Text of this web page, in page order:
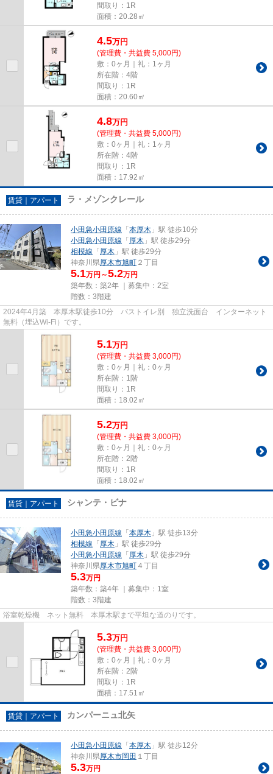
間取り：1R
面積：20.28㎡
4.5万円
(管理費・共益費 5,000円)
敷：0ヶ月｜礼：1ヶ月
所在階：4階
間取り：1R
面積：20.60㎡
4.8万円
(管理費・共益費 5,000円)
敷：0ヶ月｜礼：1ヶ月
所在階：4階
間取り：1R
面積：17.92㎡
賃貸｜アパート ラ・メゾンクレール
小田急小田原線 「本厚木 」駅 徒歩10分
小田急小田原線 「厚木 」駅 徒歩29分
相模線 「厚木 」駅 徒歩29分
神奈川県厚木市旭町 ２丁目
5.1万円～5.2万円
築年数：築2年 ｜募集中： 2室
階数：3階建
2024年4月築 本厚木駅徒歩10分 バストイレ別 独立洗面台 インターネット
無料（埋込Wi-Fi）です。
5.1万円
(管理費・共益費 3,000円)
敷：0ヶ月｜礼：0ヶ月
所在階：1階
間取り：1R
面積：18.02㎡
5.2万円
(管理費・共益費 3,000円)
敷：0ヶ月｜礼：0ヶ月
所在階：2階
間取り：1R
面積：18.02㎡
賃貸｜アパート シャンテ・ビナ
小田急小田原線 「本厚木 」駅 徒歩13分
相模線 「厚木 」駅 徒歩29分
小田急小田原線 「厚木 」駅 徒歩29分
神奈川県厚木市旭町 ４丁目
5.3万円
築年数：築4年 ｜募集中： 1室
階数：3階建
浴室乾燥機 ネット無料 本厚木駅まで平坦な道のりです。
5.3万円
(管理費・共益費 3,000円)
敷：0ヶ月｜礼：0ヶ月
所在階：2階
間取り：1R
面積：17.51㎡
賃貸｜アパート カンパーニュ北矢
小田急小田原線 「本厚木 」駅 徒歩12分
神奈川県厚木市岡田 １丁目
5.3万円